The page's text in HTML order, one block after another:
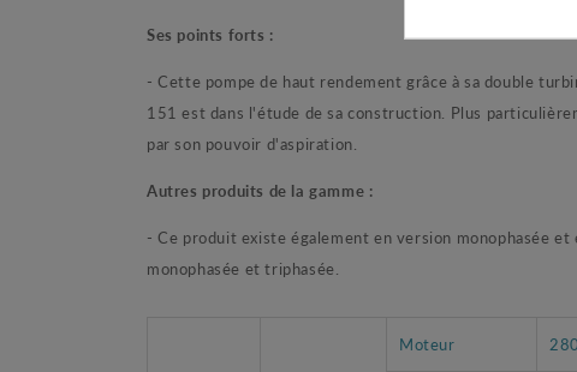
Ses points forts :
- Cette pompe de haut rendement grâce à sa double
151 est dans l'étude de sa construction. Plus
par son pouvoir d'aspiration.
Autres produits de la gamme :
- Ce produit existe également en version monophasée
monophasée et triphasée.
Moteur